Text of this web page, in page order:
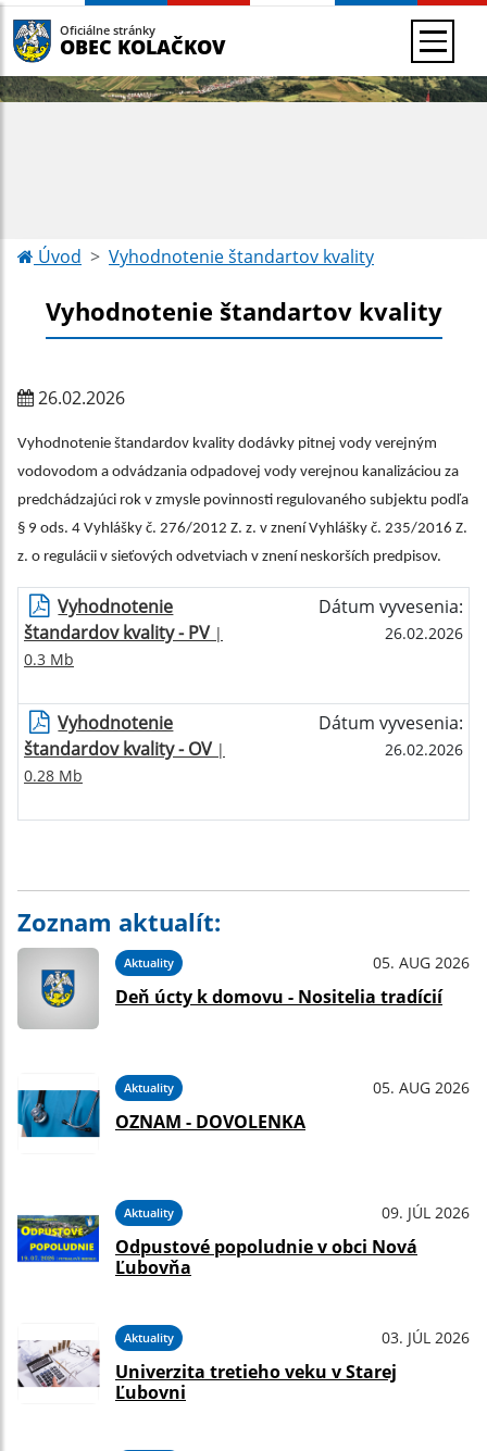
Oficiálne stránky
OBEC KOLAČKOV
Úvod Vyhodnotenie štandartov kvality
Vyhodnotenie štandartov kvality
26.02.2026
Vyhodnotenie štandardov kvality dodávky pitnej vody verejným
vodovodom a odvádzania odpadovej vody verejnou kanalizáciou za
predchádzajúci rok v zmysle povinnosti regulovaného subjektu podľa
§ 9 ods. 4 Vyhlášky č. 276/2012 Z. z. v znení Vyhlášky č. 235/2016 Z.
z. o regulácii v sieťových odvetviach v znení neskorších predpisov.
Vyhodnotenie
štandardov kvality - PV|
0.3 Mb
Dátum vyvesenia:
26.02.2026
Vyhodnotenie
štandardov kvality - OV|
0.28 Mb
Dátum vyvesenia:
26.02.2026
Zoznam aktualít:
Aktuality 05. AUG 2026
Deň úcty k domovu - Nositelia tradícií
Aktuality 05. AUG 2026
OZNAM - DOVOLENKA
Aktuality 09. JÚL 2026
Odpustové popoludnie v obci Nová
Ľubovňa
Aktuality 03. JÚL 2026
Univerzita tretieho veku v Starej
Ľubovni